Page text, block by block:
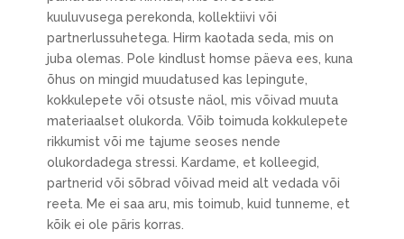
kuuluvusega perekonda, kollektiivi või
partnerlussuhetega. Hirm kaotada seda, mis on
juba olemas. Pole kindlust homse päeva ees, kuna
õhus on mingid muudatused kas lepingute,
kokkulepete või otsuste näol, mis võivad muuta
materiaalset olukorda. Võib toimuda kokkulepete
rikkumist või me tajume seoses nende
olukordadega stressi. Kardame, et kolleegid,
partnerid või sõbrad võivad meid alt vedada või
reeta. Me ei saa aru, mis toimub, kuid tunneme, et
kõik ei ole päris korras.